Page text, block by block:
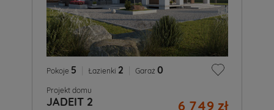
Pokoje 5 Łazienki 2 Garaż 0
Projekt domu
JADEIT 2 6 749 zł